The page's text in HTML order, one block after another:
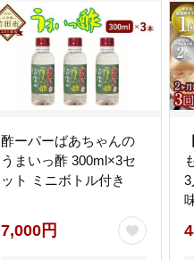
酢ーパーばあちゃんの
うまいっ酢 300ml×3セ
ット ミニボトル付き
7,000円